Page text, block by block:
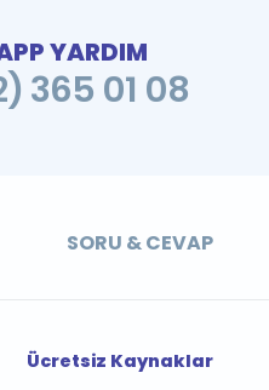
YARDIM
365 01 08
SORU & CEVAP
Ücretsiz Kaynaklar